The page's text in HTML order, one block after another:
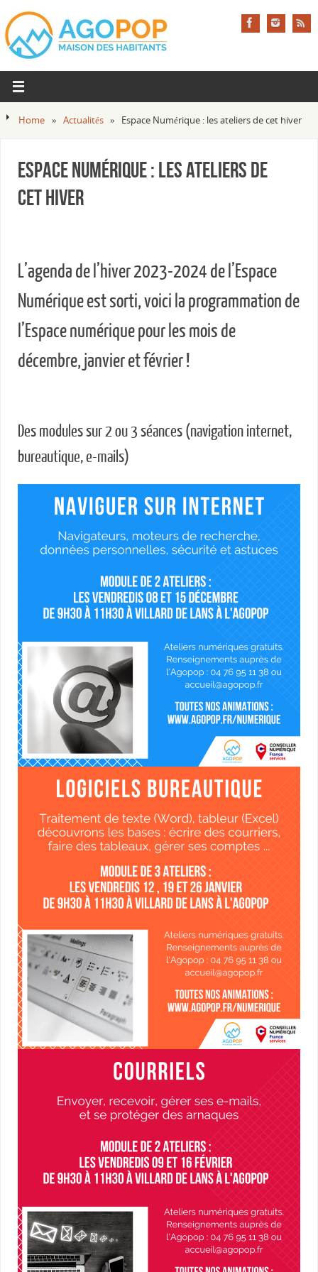
Home » Actualités » Espace Numérique : les ateliers de cet hiver
Espace Numérique : les ateliers de
cet hiver
L’agenda de l’hiver 2023-2024 de l’Espace
Numérique est sorti, voici la programmation de
l’Espace numérique pour les mois de
décembre, janvier et février !
Des modules sur 2 ou 3 séances (navigation internet,
bureautique, e-mails)